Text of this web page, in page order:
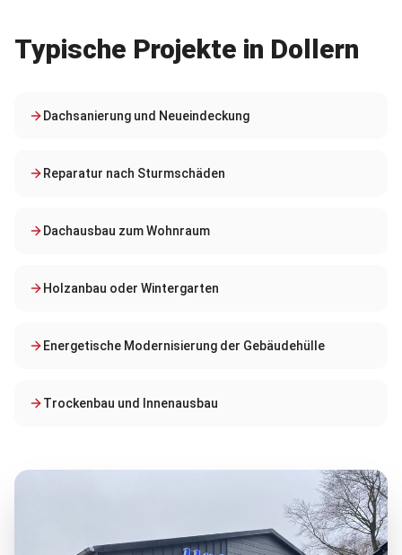
Typische Projekte in Dollern
Dachsanierung und Neueindeckung
Reparatur nach Sturmschäden
Dachausbau zum Wohnraum
Holzanbau oder Wintergarten
Energetische Modernisierung der Gebäudehülle
Trockenbau und Innenausbau